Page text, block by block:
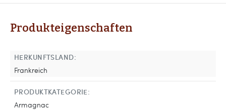
Produkteigenschaften
HERKUNFTSLAND:
Frankreich
PRODUKTKATEGORIE:
Armagnac